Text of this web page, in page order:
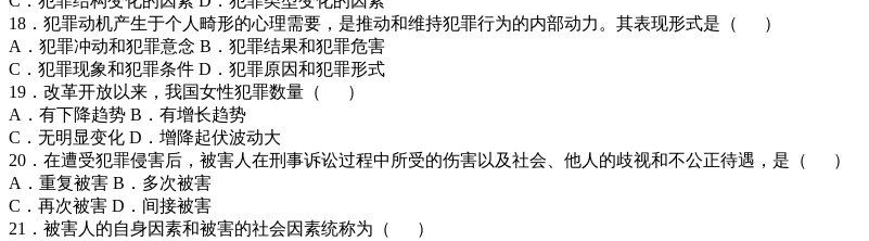
18．犯罪动机产生于个人畸形的心理需要，是推动和维持犯罪行为的内部动力。其表现形式是（ ）
A．犯罪冲动和犯罪意念 B．犯罪结果和犯罪危害
C．犯罪现象和犯罪条件 D．犯罪原因和犯罪形式
19．改革开放以来，我国女性犯罪数量（ ）
A．有下降趋势 B．有增长趋势
C．无明显变化 D．增降起伏波动大
20．在遭受犯罪侵害后，被害人在刑事诉讼过程中所受的伤害以及社会、他人的歧视和不公正待遇，是（ ）
A．重复被害 B．多次被害
C．再次被害 D．间接被害
21．被害人的自身因素和被害的社会因素统称为（ ）